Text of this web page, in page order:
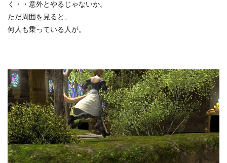
く・・意外とやるじゃないか。
ただ周囲を見ると、
何人も乗っている人が。